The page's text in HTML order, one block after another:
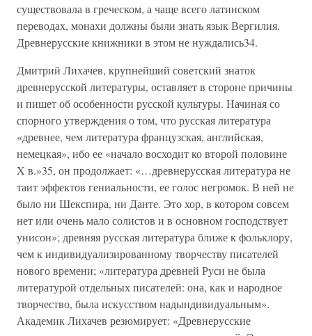
существовала в греческом, а чаще всего латинском
переводах, монахи должны были знать язык Вергилия.
Древнерусские книжники в этом не нуждались34.
Дмитрий Лихачев, крупнейший советский знаток
древнерусской литературы, оставляет в стороне причины
и пишет об особенности русской культуры. Начиная со
спорного утверждения о том, что русская литература
«древнее, чем литература французская, английская,
немецкая», ибо ее «начало восходит ко второй половине
X в.»35, он продолжает: «…древнерусская литература не
таит эффектов гениальности, ее голос негромок. В ней не
было ни Шекспира, ни Данте. Это хор, в котором совсем
нет или очень мало солистов и в основном господствует
унисон»; древняя русская литература ближе к фольклору,
чем к индивидуализированному творчеству писателей
нового времени; «литература древней Руси не была
литературой отдельных писателей: она, как и народное
творчество, была искусством надындивидуальным».
Академик Лихачев резюмирует: «Древнерусские